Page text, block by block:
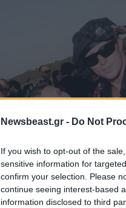
Newsbeast.gr - Do Not
If you wish to opt-out of the
sensitive information for
confirm your selection. Please
continue seeing interest-based
information disclosed to third